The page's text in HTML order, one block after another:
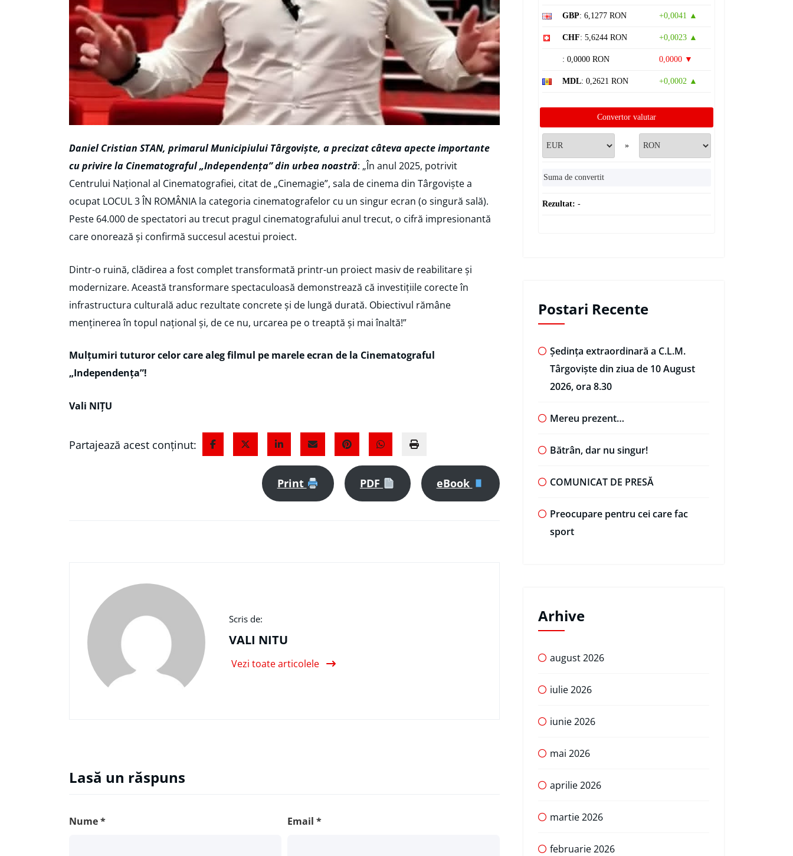
Daniel Cristian STAN, primarul Municipiului Târgoviște, a precizat câteva apecte importante
cu privire la Cinematograful „Independența” din urbea noastră: „În anul 2025, potrivit
Centrului Național al Cinematografiei, citat de „Cinemagie”, sala de cinema din Târgoviște a
ocupat LOCUL 3 ÎN ROMÂNIA la categoria cinematografelor cu un singur ecran (o singură sală).
Peste 64.000 de spectatori au trecut pragul cinematografului anul trecut, o cifră impresionantă
care onorează și confirmă succesul acestui proiect.
Dintr-o ruină, clădirea a fost complet transformată printr-un proiect masiv de reabilitare și
modernizare. Această transformare spectaculoasă demonstrează că investițiile corecte în
infrastructura culturală aduc rezultate concrete și de lungă durată. Obiectivul rămâne
menținerea în topul național și, de ce nu, urcarea pe o treaptă și mai înaltă!”
Mulțumiri tuturor celor care aleg filmul pe marele ecran de la Cinematograful
„Independența”!
Vali NIȚU
Partajează acest conținut:
Print PDF eBook
Scris de:
VALI NITU
Vezi toate articolele
Lasă un răspuns
Nume* Email *
GBP: 6,1277 RON +0,0041 ▲
CHF: 5,6244 RON +0,0023 ▲
: 0,0000 RON 0,0000 ▼
MDL: 0,2621 RON +0,0002 ▲
Convertor valutar
»
Rezultat: -
Postari Recente
Ședința extraordinară a C.L.M.
Târgoviște din ziua de 10 August
2026, ora 8.30
Mereu prezent…
Bătrân, dar nu singur!
COMUNICAT DE PRESĂ
Preocupare pentru cei care fac
sport
Arhive
august 2026
iulie 2026
iunie 2026
mai 2026
aprilie 2026
martie 2026
februarie 2026